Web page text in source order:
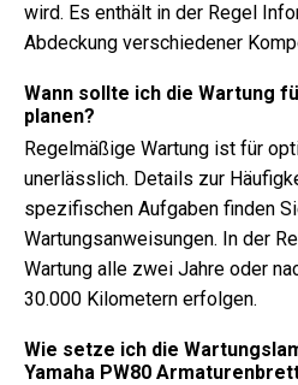
wird. Es enthält in der Regel
Abdeckung verschiedener
Wann sollte ich die Wartung
planen?
Regelmäßige Wartung ist für
unerlässlich. Details zur
spezifischen Aufgaben finden
Wartungsanweisungen. In der
Wartung alle zwei Jahre oder
30.000 Kilometern erfolgen.
Wie setze ich die
Yamaha PW80